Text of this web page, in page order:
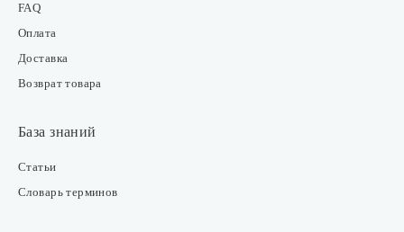
FAQ
Оплата
Доставка
Возврат товара
База знаний
Статьи
Словарь терминов